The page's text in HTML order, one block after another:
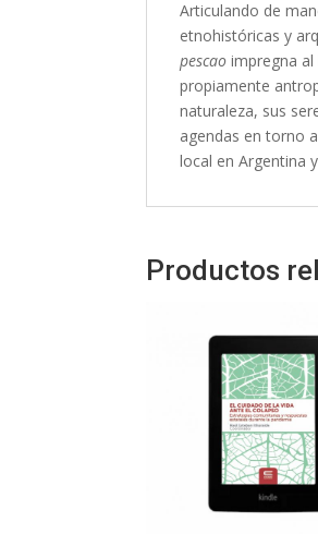
Articulando de
etnohistóricas y
pescao impregna
propiamente
naturaleza, sus
agendas en torno
local en Argentina
Productos